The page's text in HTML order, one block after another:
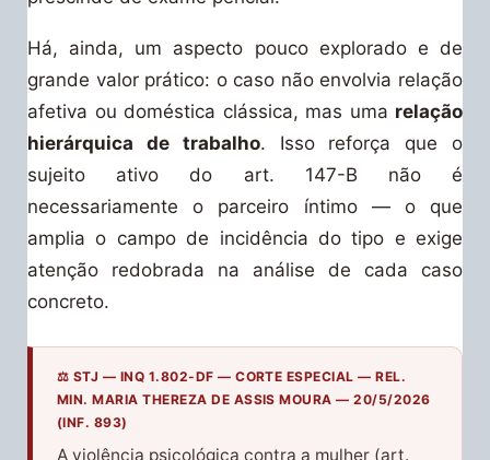
Há, ainda, um aspecto pouco explorado e de
grande valor prático: o caso não envolvia relação
afetiva ou doméstica clássica, mas uma relação
hierárquica de trabalho. Isso reforça que o
sujeito ativo do art. 147-B não é
necessariamente o parceiro íntimo — o que
amplia o campo de incidência do tipo e exige
atenção redobrada na análise de cada caso
concreto.
⚖️ STJ — INQ 1.802-DF — CORTE ESPECIAL — REL.
MIN. MARIA THEREZA DE ASSIS MOURA — 20/5/2026
(INF. 893)
A violência psicológica contra a mulher (art.